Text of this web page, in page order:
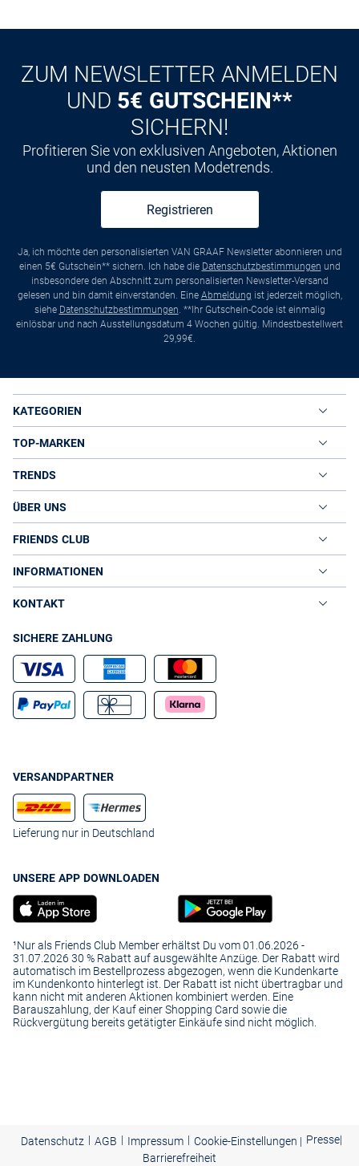
ZUM NEWSLETTER ANMELDEN
UND 5€ GUTSCHEIN**
SICHERN!
Profitieren Sie von exklusiven Angeboten, Aktionen
und den neusten Modetrends.
Registrieren
Ja, ich möchte den personalisierten VAN GRAAF Newsletter abonnieren und
einen 5€ Gutschein** sichern. Ich habe die Datenschutzbestimmungen und
insbesondere den Abschnitt zum personalisierten Newsletter-Versand
gelesen und bin damit einverstanden. Eine Abmeldung ist jederzeit möglich,
siehe Datenschutzbestimmungen. **Ihr Gutschein-Code ist einmalig
einlösbar und nach Ausstellungsdatum 4 Wochen gültig. Mindestbestellwert
29,99€.
KATEGORIEN
TOP-MARKEN
TRENDS
ÜBER UNS
FRIENDS CLUB
INFORMATIONEN
KONTAKT
SICHERE ZAHLUNG
VERSANDPARTNER
Lieferung nur in Deutschland
UNSERE APP DOWNLOADEN
¹Nur als Friends Club Member erhältst Du vom 01.06.2026 -
31.07.2026 30 % Rabatt auf ausgewählte Anzüge. Der Rabatt wird
automatisch im Bestellprozess abgezogen, wenn die Kundenkarte
im Kundenkonto hinterlegt ist. Der Rabatt ist nicht übertragbar und
kann nicht mit anderen Aktionen kombiniert werden. Eine
Barauszahlung, der Kauf einer Shopping Card sowie die
Rückvergütung bereits getätigter Einkäufe sind nicht möglich.
Datenschutz | AGB | Impressum | Cookie-Einstellungen | Presse|
Barrierefreiheit